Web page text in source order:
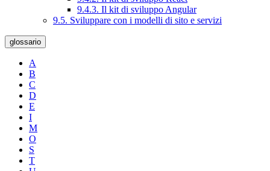
9.4.3. Il kit di sviluppo Angular
9.5. Sviluppare con i modelli di sito e servizi
glossario
A
B
C
D
E
I
M
O
S
T